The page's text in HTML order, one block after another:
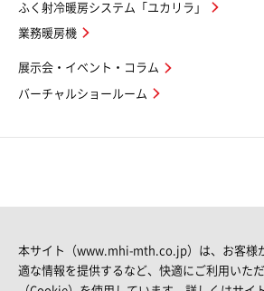
ふく射冷暖房システム「ユカリラ」
業務暖房機
展示会・イベント・コラム
バーチャルショールーム
本サイト（www.mhi-mth.co.jp）は、お客様
適な情報を提供するなど、快適にご利用いた